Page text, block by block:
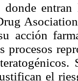
acción
procesos
el